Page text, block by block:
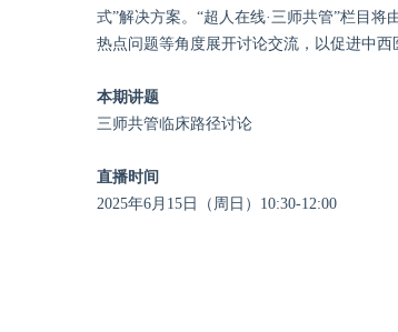
式”解决方案。“超人在线·三师共管”栏目
热点问题等角度展开讨论交流，以促进中西
本期讲题
三师共管临床路径讨论
直播时间
2025年6月15日（周日）10:30-12:00